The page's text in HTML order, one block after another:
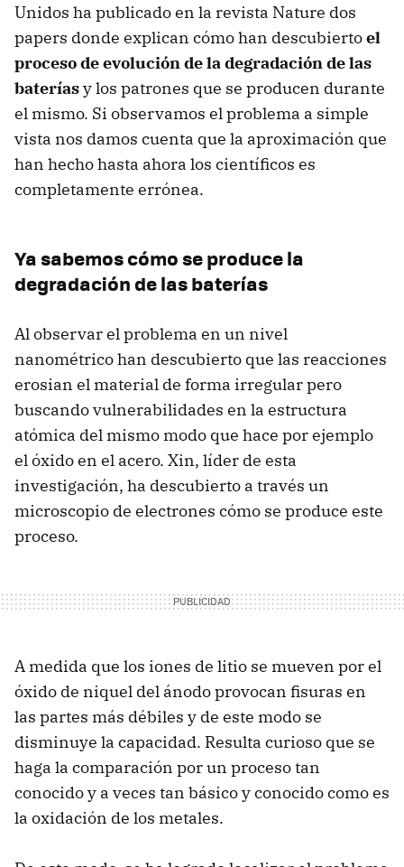
Unidos ha publicado en la revista Nature dos
papers donde explican cómo han descubiertoel
proceso de evolución de la degradación de las
bateríasy los patrones que se producen durante
el mismo. Si observamos el problema a simple
vista nos damos cuenta que la aproximación que
han hecho hasta ahora los científicos es
completamente errónea.
Ya sabemos cómo se produce la
degradación de las baterías
Al observar el problema en un nivel
nanométrico han descubierto que las reacciones
erosian el material de forma irregular pero
buscando vulnerabilidades en la estructura
atómica del mismo modo que hace por ejemplo
el óxido en el acero. Xin, líder de esta
investigación, ha descubierto a través un
microscopio de electrones cómo se produce este
proceso.
A medida que los iones de litio se mueven por el
óxido de niquel del ánodo provocan fisuras en
las partes más débiles y de este modo se
disminuye la capacidad. Resulta curioso que se
haga la comparación por un proceso tan
conocido y a veces tan básico y conocido como es
la oxidación de los metales.